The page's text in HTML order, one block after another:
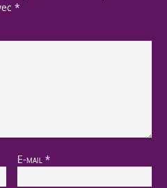
*
E-mail*